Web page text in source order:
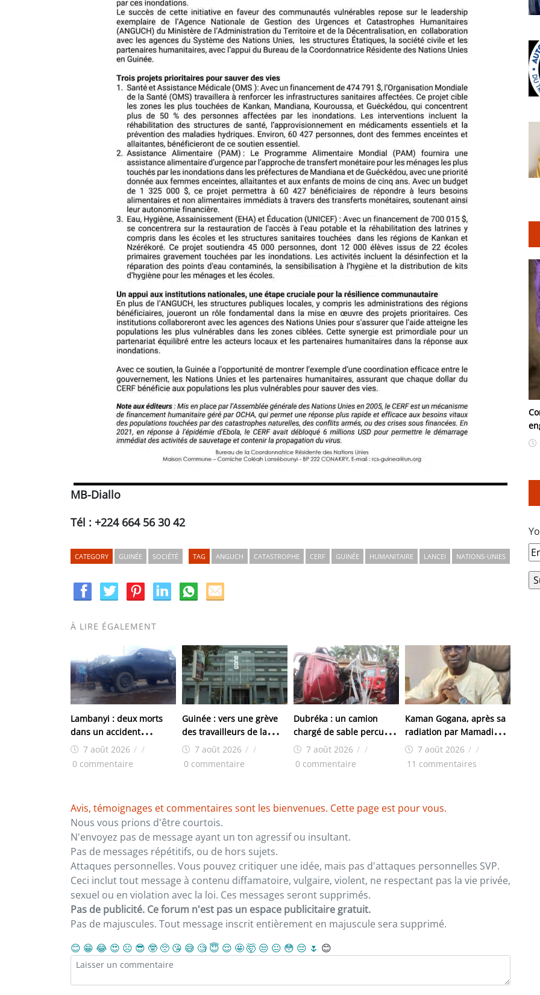
MB-Diallo
Tél : +224 664 56 30 42
CATEGORY GUINÉE SOCIÉTÉ TAG ANGUCH CATASTROPHE CERF GUINÉE HUMANITAIRE LANCEI NATIONS-UNIES
À LIRE ÉGALEMENT
Lambanyi : deux morts
dans un accident
impliquant un pick-up de
la police
7 août 2026 / /
0 commentaire
Guinée : vers une grève
des travailleurs de la
BCRG7 août 2026 / /
0 commentaire
Dubréka : un camion
chargé de sable percute
violemment un véhicule
de boissons à Kenendé
7 août 2026 / /
0 commentaire
Kaman Gogana, après sa
radiation par Mamadi
Doumbouya : « On m’a
retiré ma robe, pas ma
7 août 2026 / /
11 commentaires
Avis, témoignages et commentaires sont les bienvenues. Cette page est pour vous.
Nous vous prions d'être courtois.
N'envoyez pas de message ayant un ton agressif ou insultant.
Pas de messages répétitifs, ou de hors sujets.
Attaques personnelles. Vous pouvez critiquer une idée, mais pas d'attaques personnelles SVP.
Ceci inclut tout message à contenu diffamatoire, vulgaire, violent, ne respectant pas la vie privée,
sexuel ou en violation avec la loi. Ces messages seront supprimés.
Pas de publicité. Ce forum n'est pas un espace publicitaire gratuit.
Pas de majuscules. Tout message inscrit entièrement en majuscule sera supprimé.
😊 😁 😂 😍 ☹️ 😎 🤓 🥺 😘 😅 🧐 😇 😌 🤩🤯 😒 😐 😳 😔 🌷 😊